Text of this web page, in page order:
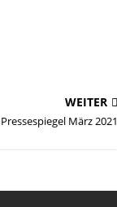
WEITER
Pressespiegel März 2021